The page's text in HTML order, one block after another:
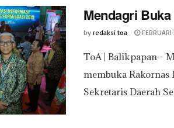
Mendagri
by redaksi toa FEBRUARI
ToA | Balikpapan -
membuka
Sekretaris Daerah